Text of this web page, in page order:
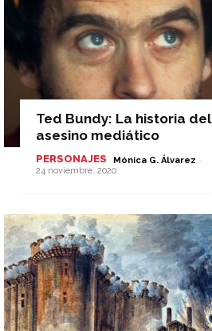
Ted Bundy: La historia del
asesino mediático
PERSONAJES Mónica G. Álvarez -
24 noviembre, 2020